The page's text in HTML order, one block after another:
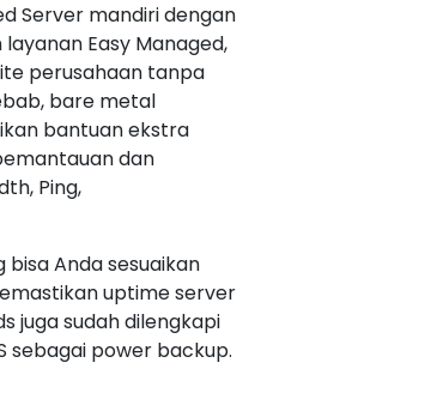
Server mandiri dengan
Easy Managed,
perusahaan tanpa
bare metal
bantuan ekstra
dan
Ping,
Anda sesuaikan
uptime server
juga sudah dilengkapi
sebagai power backup.